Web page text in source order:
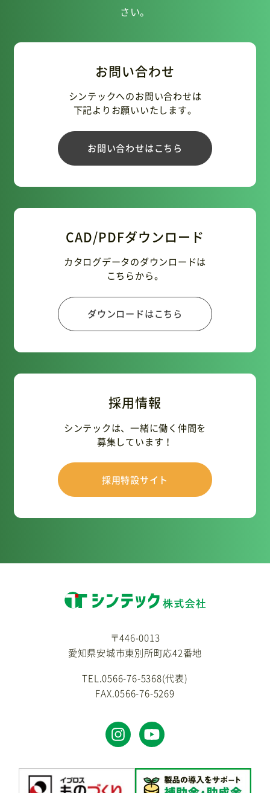
さい。
お問い合わせ
シンテックへのお問い合わせは
下記よりお願いいたします。
お問い合わせはこちら
CAD/PDFダウンロード
カタログデータのダウンロードは
こちらから。
ダウンロードはこちら
採用情報
シンテックは、一緒に働く仲間を
募集しています！
採用特設サイト
〒446-0013
愛知県安城市東別所町応42番地
TEL.0566-76-5368(代表)
FAX.0566-76-5269